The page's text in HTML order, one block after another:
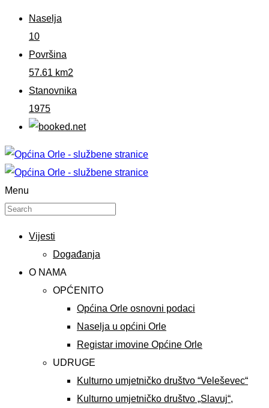
Naselja
10
Površina
57.61 km2
Stanovnika
1975
Menu
Vijesti
Događanja
O NAMA
OPĆENITO
Općina Orle osnovni podaci
Naselja u općini Orle
Registar imovine Općine Orle
UDRUGE
Kulturno umjetničko društvo “Veleševec“
Kulturno umjetničko društvo „Slavuj“,